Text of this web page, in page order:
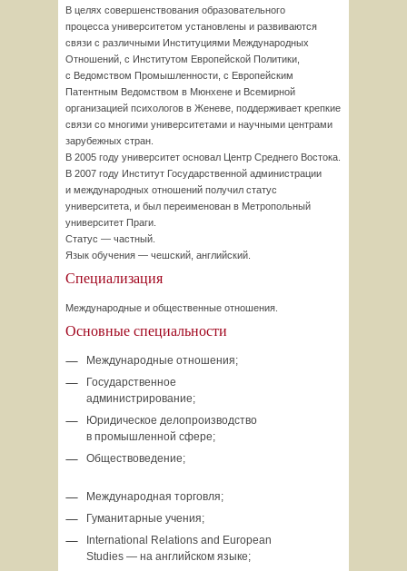
В целях совершенствования образовательного
процесса университетом установлены и развиваются
связи с различными Институциями Международных
Отношений, с Институтом Европейской Политики,
с Ведомством Промышленности, с Европейским
Патентным Ведомством в Мюнхене и Всемирной
организацией психологов в Женеве, поддерживает крепкие
связи со многими университетами и научными центрами
зарубежных стран.
В 2005 году университет основал Центр Среднего Востока.
В 2007 году Институт Государственной администрации
и международных отношений получил статус
университета, и был переименован в Метропольный
университет Праги.
Статус — частный.
Язык обучения — чешский, английский.
Специализация
Международные и общественные отношения.
Основные специальности
Международные отношения;
Государственное
администрирование;
Юридическое делопроизводство
в промышленной сфере;
Обществоведение;
Международная торговля;
Гуманитарные учения;
International Relations and European
Studies — на английском языке;